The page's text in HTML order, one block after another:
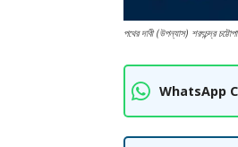
পথের দাবী (উপন্যাস)
WhatsApp